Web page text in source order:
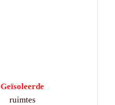
Geïsoleerde
ruimtes